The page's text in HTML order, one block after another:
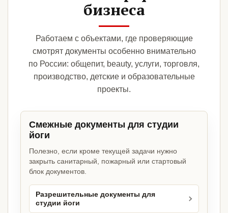
бизнеса
Работаем с объектами, где проверяющие
смотрят документы особенно внимательно
по России: общепит, beauty, услуги, торговля,
производство, детские и образовательные
проекты.
Смежные документы для студии
йоги
Полезно, если кроме текущей задачи нужно
закрыть санитарный, пожарный или стартовый
блок документов.
Разрешительные документы для
студии йоги